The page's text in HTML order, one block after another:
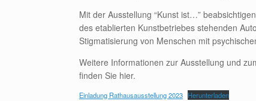
Mit der Ausstellung “Kunst ist…”
des etablierten Kunstbetriebes stehenden
Stigmatisierung von Menschen mit
Weitere Informationen zur Ausstellung und
finden Sie hier.
Einladung Rathausausstellung 2023 Herunterladen